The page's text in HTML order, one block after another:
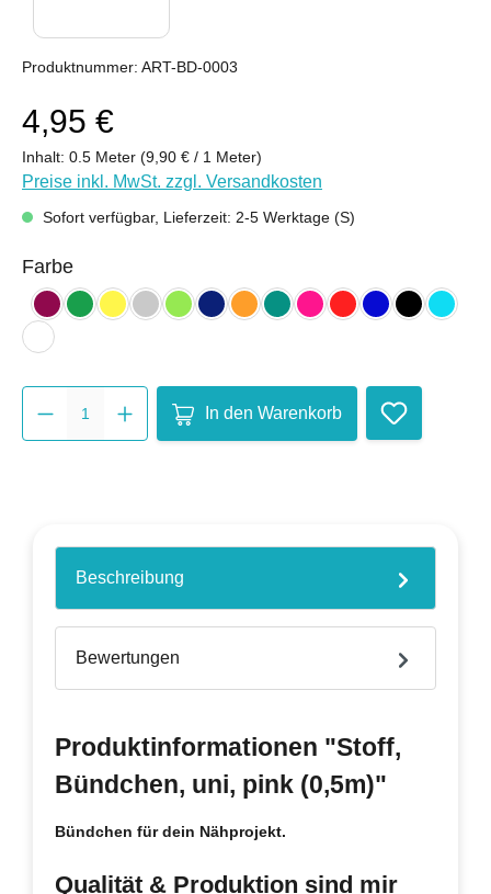
Produktnummer: ART-BD-0003
4,95 €
Inhalt: 0.5 Meter (9,90 € / 1 Meter)
Preise inkl. MwSt. zzgl. Versandkosten
Sofort verfügbar, Lieferzeit: 2-5 Werktage (S)
Farbeauswählen
bordeaux
froschgrün
gelbhellgrau
kiwinachtblau
orange (hell)
petrolpinkrot royalblau
schwarztürkis
weiß
Produkt Anzahl: Gib den
In den Warenkorb
Beschreibung
Bewertungen
Produktinformationen "Stoff,
Bündchen, uni, pink (0,5m)"
Bündchen für dein Nähprojekt.
Qualität & Produktion sind mir